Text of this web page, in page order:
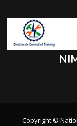
Copyright ©